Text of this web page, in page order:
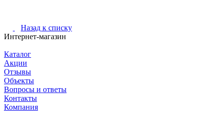
Назад к списку
Интернет-магазин
Каталог
Акции
Отзывы
Объекты
Вопросы и ответы
Контакты
Компания